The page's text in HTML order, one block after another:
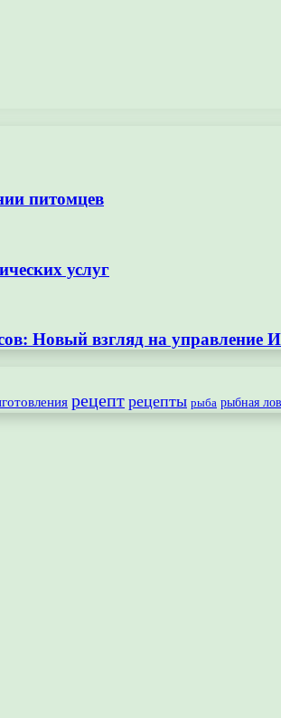
питомцев
услуг
Новый взгляд на управление
рецепт рецепты рыба рыбная